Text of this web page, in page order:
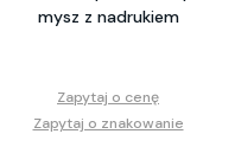
mysz z nadrukiem
Zapytaj o cenę
Zapytaj o znakowanie